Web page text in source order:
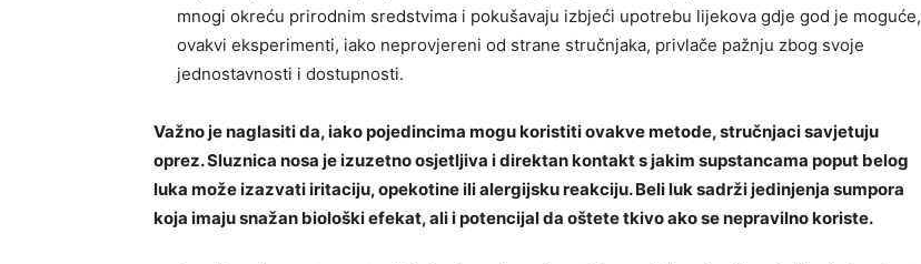
mnogi okreću prirodnim sredstvima i pokušavaju izbjeći upotrebu lijekova gdje god je moguće,
ovakvi eksperimenti, iako neprovjereni od strane stručnjaka, privlače pažnju zbog svoje
jednostavnosti i dostupnosti.
Važno je naglasiti da, iako pojedincima mogu koristiti ovakve metode, stručnjaci savjetuju
oprez. Sluznica nosa je izuzetno osjetljiva i direktan kontakt s jakim supstancama poput belog
luka može izazvati iritaciju, opekotine ili alergijsku reakciju. Beli luk sadrži jedinjenja sumpora
koja imaju snažan biološki efekat, ali i potencijal da oštete tkivo ako se nepravilno koriste.